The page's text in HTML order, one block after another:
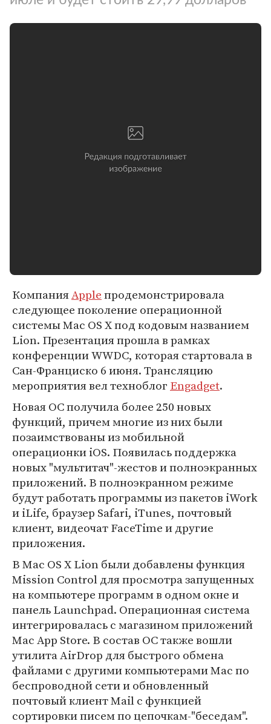
КомпанияAppleпродемонстрировала
следующее поколение операционной
системы Mac OS X под кодовым названием
Lion. Презентация прошла в рамках
конференции WWDC, которая стартовала в
Сан-Франциско 6 июня. Трансляцию
мероприятия вел техноблог Engadget.
Новая ОС получила более 250 новых
функций, причем многие из них были
позаимствованы из мобильной
операционки iOS. Появилась поддержка
новых "мультитач"-жестов и полноэкранных
приложений. В полноэкранном режиме
будут работать программы из пакетов iWork
и iLife, браузер Safari, iTunes, почтовый
клиент, видеочат FaceTime и другие
приложения.
В Mac OS X Lion были добавлены функция
Mission Control для просмотра запущенных
на компьютере программ в одном окне и
панель Launchpad. Операционная система
интегрировалась с магазином приложений
Mac App Store. В состав ОС также вошли
утилита AirDrop для быстрого обмена
файлами с другими компьютерами Mac по
беспроводной сети и обновленный
почтовый клиент Mail с функцией
сортировки писем по цепочкам-"беседам".